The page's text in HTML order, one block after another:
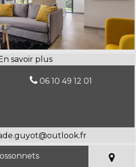
06 10 49 12 01